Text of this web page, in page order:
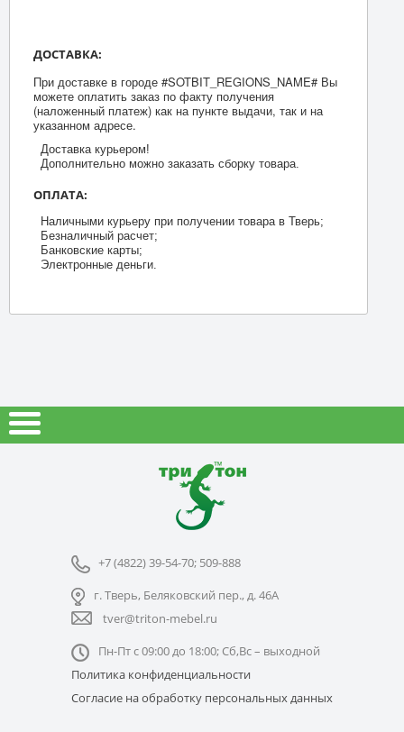
ДОСТАВКА:
При доставке в городе #SOTBIT_REGIONS_NAME# Вы
можете оплатить заказ по факту получения
(наложенный платеж) как на пункте выдачи, так и на
указанном адресе.
Доставка курьером!
Дополнительно можно заказать сборку товара.
ОПЛАТА:
Наличными курьеру при получении товара в Тверь;
Безналичный расчет;
Банковские карты;
Электронные деньги.
+7 (4822) 39-54-70; 509-888
г. Тверь, Беляковский пер., д. 46А
tver@triton-mebel.ru
Пн-Пт с 09:00 до 18:00; Сб,Вс – выходной
Политика конфиденциальности
Согласие на обработку персональных данных